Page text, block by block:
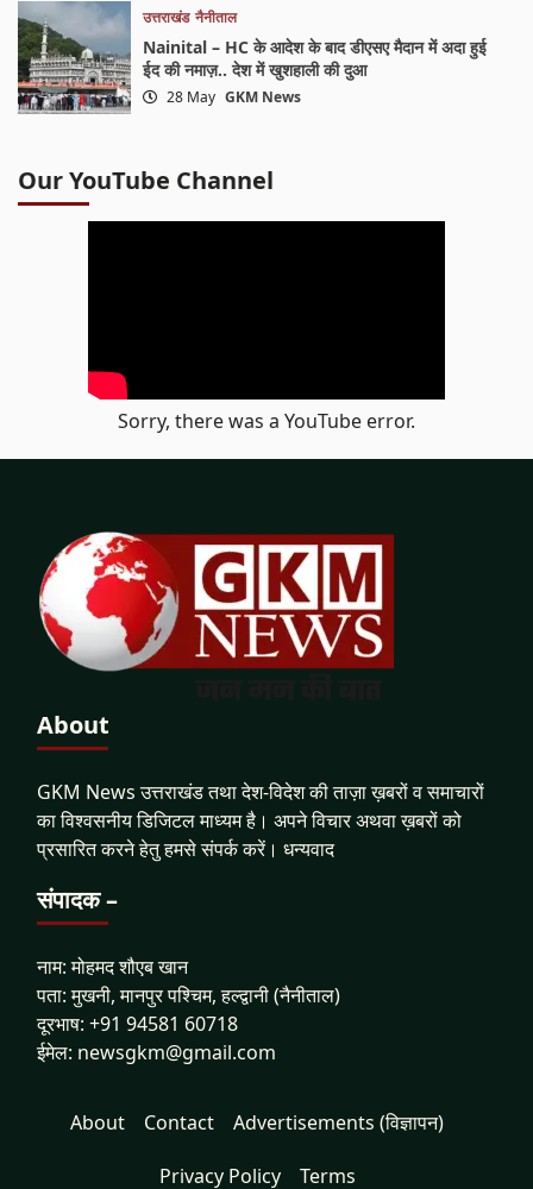
उत्तराखंड नैनीताल
Nainital – HC के आदेश के बाद डीएसए मैदान में अदा हुई
ईद की नमाज़.. देश में खुशहाली की दुआ
28 May GKM News
Our YouTube Channel
Sorry, there was a YouTube error.
About
GKM News उत्तराखंड तथा देश-विदेश की ताज़ा ख़बरों व समाचारों
का विश्वसनीय डिजिटल माध्यम है। अपने विचार अथवा ख़बरों को
प्रसारित करने हेतु हमसे संपर्क करें। धन्यवाद
संपादक –
नाम: मोहमद शौएब खान
पता: मुखनी, मानपुर पश्चिम, हल्द्वानी (नैनीताल)
दूरभाष: +91 94581 60718
ईमेल: newsgkm@gmail.com
About Contact Advertisements (विज्ञापन)
Privacy Policy Terms